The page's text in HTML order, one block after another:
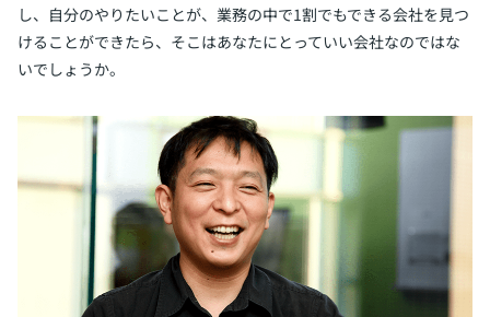
し、自分のやりたいことが、業務の中で1割でもできる会社を見つ
けることができたら、そこはあなたにとっていい会社なのではな
いでしょうか。